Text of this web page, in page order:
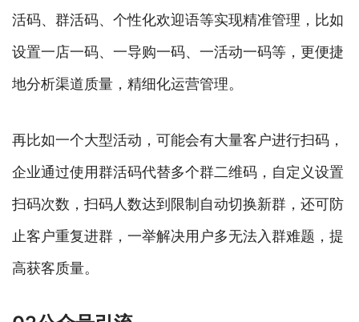
活码、群活码、个性化欢迎语等实现精准管理，比如
设置一店一码、一导购一码、一活动一码等，更便捷
地分析渠道质量，精细化运营管理。
再比如一个大型活动，可能会有大量客户进行扫码，
企业通过使用群活码代替多个群二维码，自定义设置
扫码次数，扫码人数达到限制自动切换新群，还可防
止客户重复进群，一举解决用户多无法入群难题，提
高获客质量。